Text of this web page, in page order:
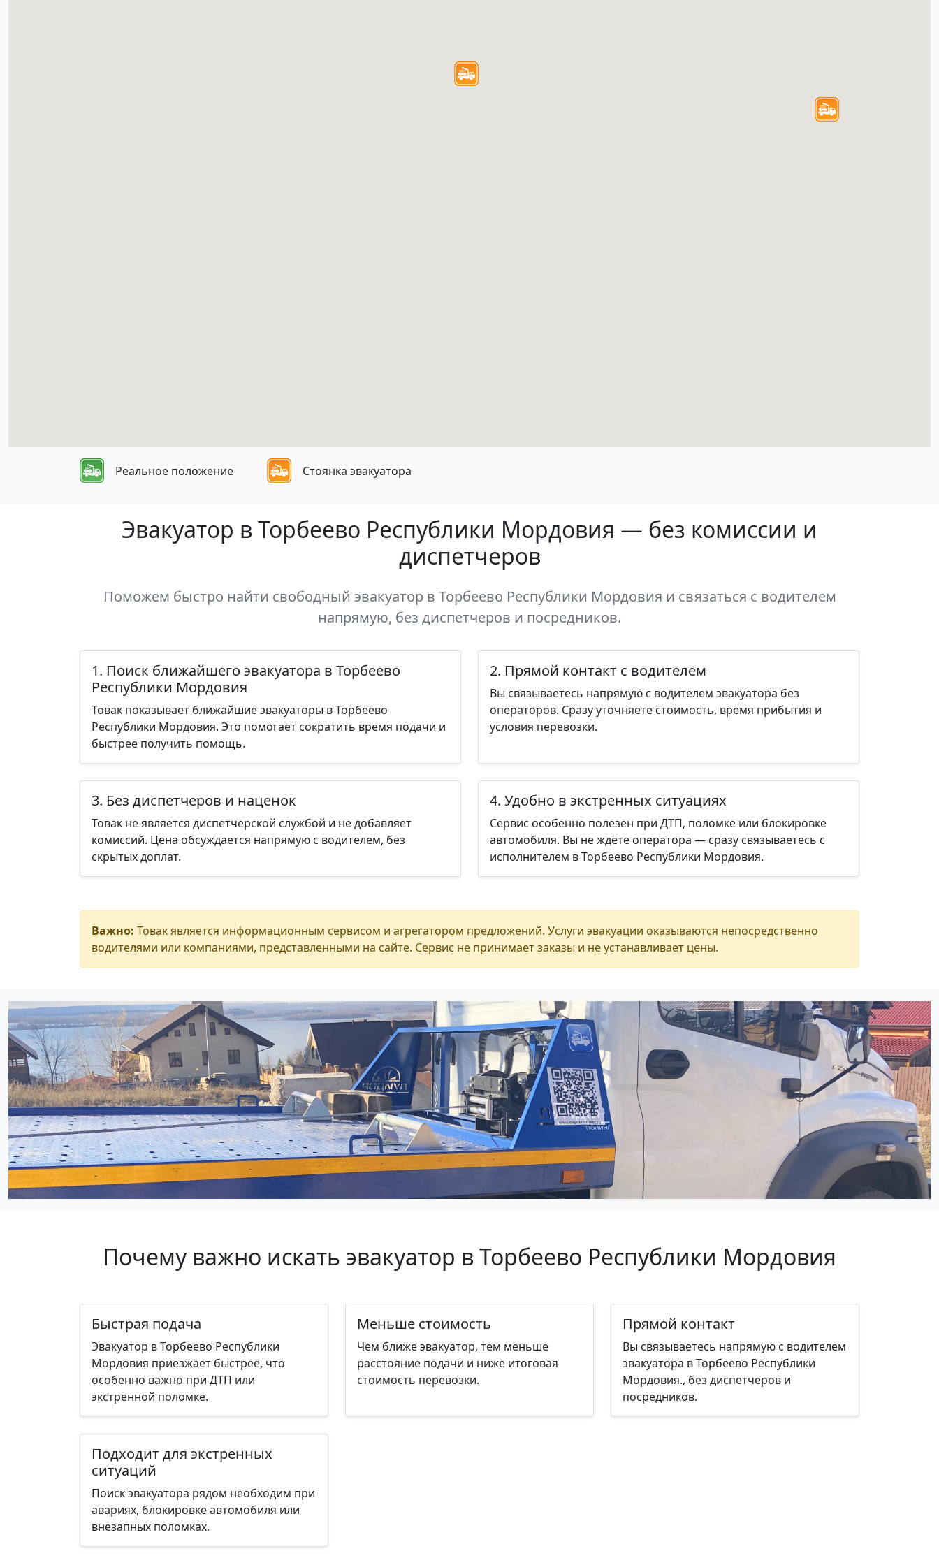
Реальное положение Стоянка эвакуатора
Эвакуатор в Торбеево Республики Мордовия — без комиссии и
диспетчеров
Поможем быстро найти свободный эвакуатор в Торбеево Республики Мордовия и связаться с водителем
напрямую, без диспетчеров и посредников.
1. Поиск ближайшего эвакуатора в Торбеево
Республики Мордовия
Товак показывает ближайшие эвакуаторы в Торбеево
Республики Мордовия. Это помогает сократить время подачи и
быстрее получить помощь.
2. Прямой контакт с водителем
Вы связываетесь напрямую с водителем эвакуатора без
операторов. Сразу уточняете стоимость, время прибытия и
условия перевозки.
3. Без диспетчеров и наценок
Товак не является диспетчерской службой и не добавляет
комиссий. Цена обсуждается напрямую с водителем, без
скрытых доплат.
4. Удобно в экстренных ситуациях
Сервис особенно полезен при ДТП, поломке или блокировке
автомобиля. Вы не ждёте оператора — сразу связываетесь с
исполнителем в Торбеево Республики Мордовия.
Важно: Товак является информационным сервисом и агрегатором предложений. Услуги эвакуации оказываются непосредственно
водителями или компаниями, представленными на сайте. Сервис не принимает заказы и не устанавливает цены.
Почему важно искать эвакуатор в Торбеево Республики Мордовия
Быстрая подача
Эвакуатор в Торбеево Республики
Мордовия приезжает быстрее, что
особенно важно при ДТП или
экстренной поломке.
Меньше стоимость
Чем ближе эвакуатор, тем меньше
расстояние подачи и ниже итоговая
стоимость перевозки.
Прямой контакт
Вы связываетесь напрямую с водителем
эвакуатора в Торбеево Республики
Мордовия., без диспетчеров и
посредников.
Подходит для экстренных
ситуаций
Поиск эвакуатора рядом необходим при
авариях, блокировке автомобиля или
внезапных поломках.